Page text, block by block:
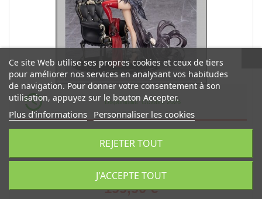
Disponibilité: Octobre 2026
Figurine 1/7 Diane 29 cm
199,90 €
Ce site Web utilise ses propres cookies et ceux de tiers
pour améliorer nos services en analysant vos habitudes
de navigation. Pour donner votre consentement à son
utilisation, appuyez sur le bouton Accepter.
Plus d'informations Personnaliser les cookies
REJETER TOUT
J'ACCEPTE TOUT